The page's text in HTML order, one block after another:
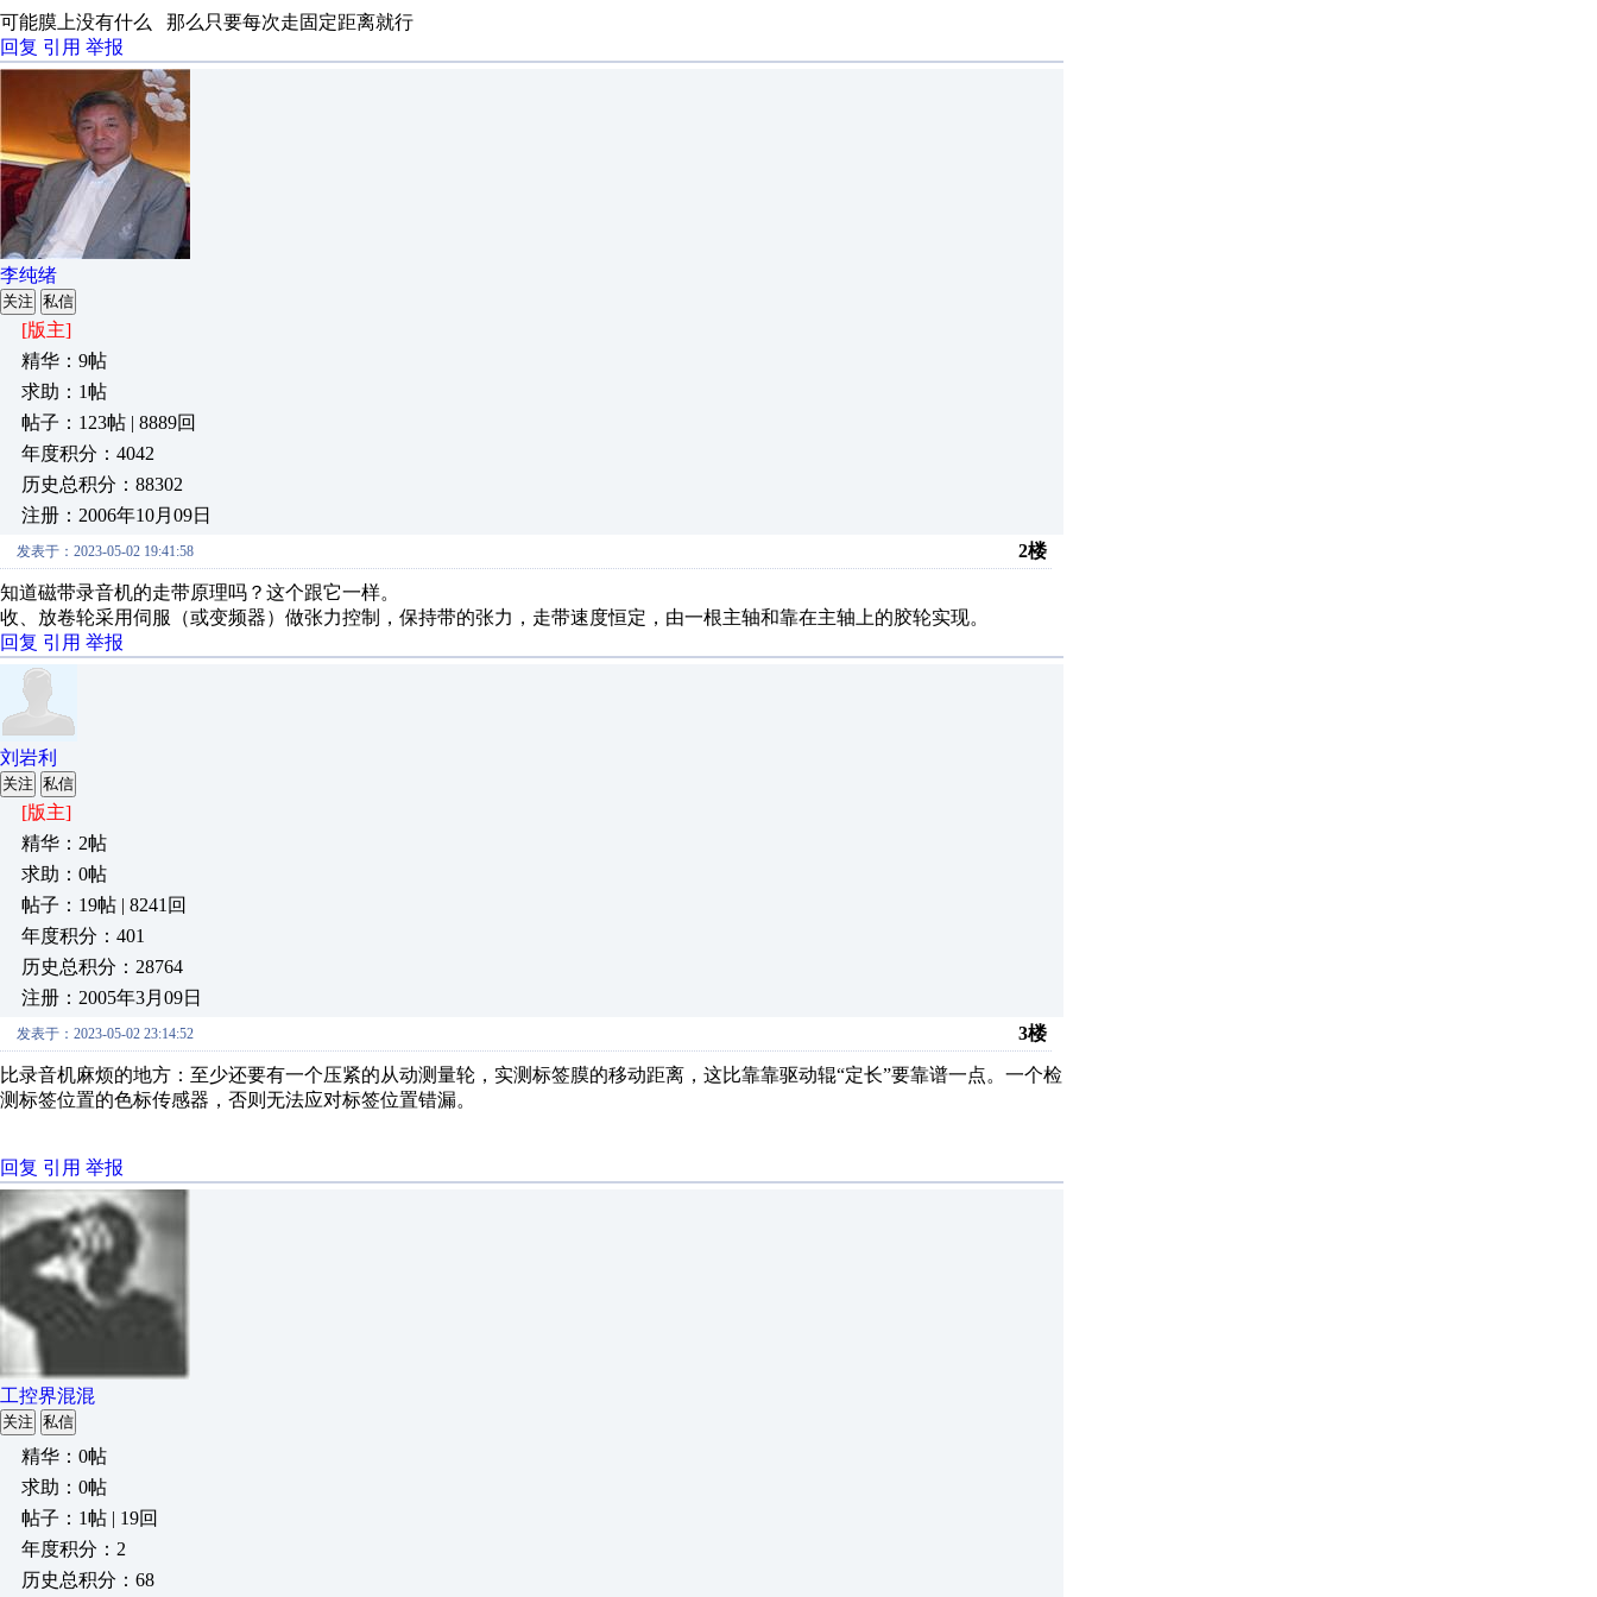
可能膜上没有什么 那么只要每次走固定距离就行
回复 引用 举报
李纯绪
关注 私信
[版主]
精华：9帖
求助：1帖
帖子：123帖 | 8889回
年度积分：4042
历史总积分：88302
注册：2006年10月09日
发表于：2023-05-02 19:41:58 2楼
知道磁带录音机的走带原理吗？这个跟它一样。
收、放卷轮采用伺服（或变频器）做张力控制，保持带的张力，走带速度恒定，由一根主轴和靠在主轴上的胶轮实现。
回复 引用 举报
刘岩利
关注 私信
[版主]
精华：2帖
求助：0帖
帖子：19帖 | 8241回
年度积分：401
历史总积分：28764
注册：2005年3月09日
发表于：2023-05-02 23:14:52 3楼
比录音机麻烦的地方：至少还要有一个压紧的从动测量轮，实测标签膜的移动距离，这比靠靠驱动辊“定长”要靠谱一点。 一个检
测标签位置的色标传感器，否则无法应对标签位置错漏。
回复 引用 举报
工控界混混
关注 私信
精华：0帖
求助：0帖
帖子：1帖 | 19回
年度积分：2
历史总积分：68